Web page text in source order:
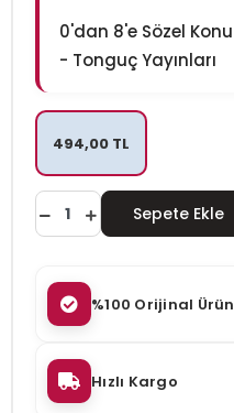
0'dan 8'e Sözel
- Tonguç Yayınları
494,00 TL
Sepete Ekle
%100 Orijinal Ürün
Hızlı Kargo